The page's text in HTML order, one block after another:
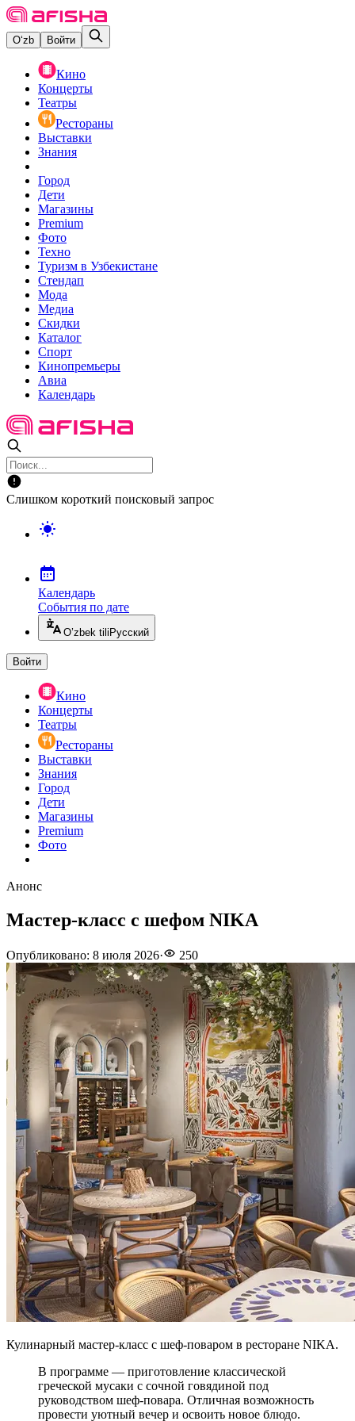
O‘zb Войти
Кино
Концерты
Театры
Рестораны
Выставки
Знания
Город
Дети
Магазины
Premium
Фото
Техно
Туризм в Узбекистане
Стендап
Мода
Медиа
Скидки
Каталог
Спорт
Кинопремьеры
Авиа
Календарь
Слишком короткий поисковый запрос
Календарь
События по дате
O’zbek tili Русский
Войти
Кино
Концерты
Театры
Рестораны
Выставки
Знания
Город
Дети
Магазины
Premium
Фото
Анонс
Мастер-класс с шефом NIKA
Опубликовано: 8 июля 2026· 250
Кулинарный мастер-класс с шеф-поваром в ресторане NIKA.
В программе — приготовление классической
греческой мусаки с сочной говядиной под
руководством шеф-повара. Отличная возможность
провести уютный вечер и освоить новое блюдо.